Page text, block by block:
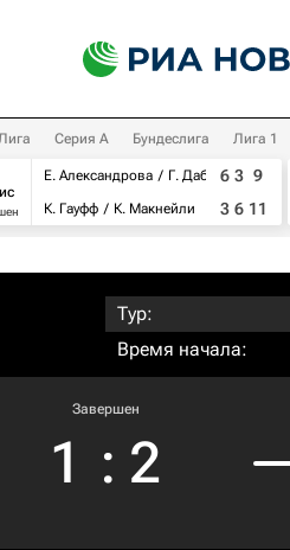
Серия А Бундеслига Лига 1
Е. Александрова
Г. Дабровски
К. Гауфф
К. Макнейли
6 3 9
3 6 11
Тур:
Время начала:
Завершен
1 : 2